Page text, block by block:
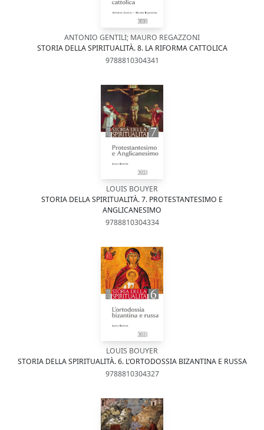
ANTONIO GENTILI; MAURO REGAZZONI
STORIA DELLA SPIRITUALITÀ. 8. LA RIFORMA CATTOLICA
9788810304341
LOUIS BOUYER
STORIA DELLA SPIRITUALITÀ. 7. PROTESTANTESIMO E
ANGLICANESIMO
9788810304334
LOUIS BOUYER
STORIA DELLA SPIRITUALITÀ. 6. L’ORTODOSSIA BIZANTINA E RUSSA
9788810304327